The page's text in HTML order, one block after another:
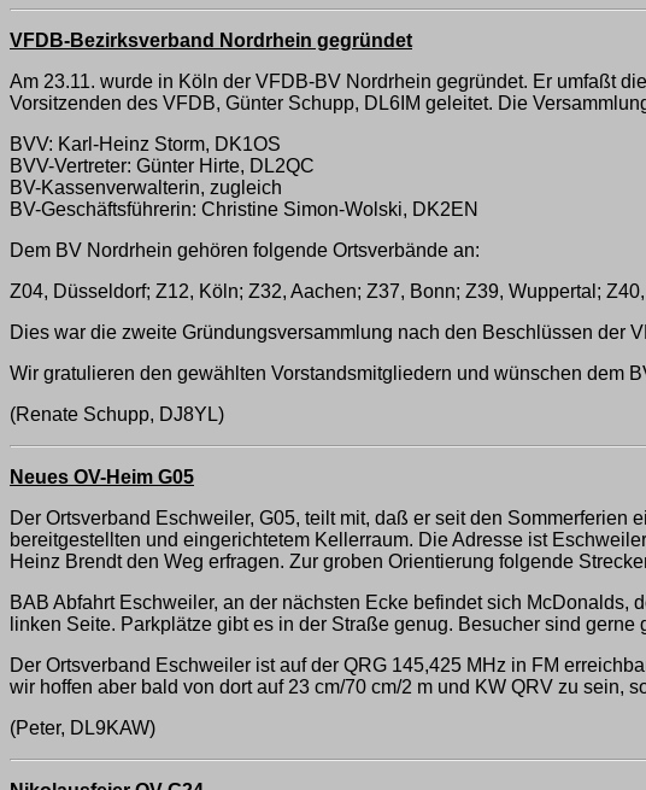
VFDB-Bezirksverband Nordrhein gegründet
Am 23.11. wurde in Köln der VFDB-BV Nordrhein gegründet. Er umfaßt
Vorsitzenden des VFDB, Günter Schupp, DL6IM geleitet. Die
BVV: Karl-Heinz Storm, DK1OS
BVV-Vertreter: Günter Hirte, DL2QC
BV-Kassenverwalterin, zugleich
BV-Geschäftsführerin: Christine Simon-Wolski, DK2EN
Dem BV Nordrhein gehören folgende Ortsverbände an:
Z04, Düsseldorf; Z12, Köln; Z32, Aachen; Z37, Bonn; Z39, Wuppertal;
Dies war die zweite Gründungsversammlung nach den Beschlüssen der
Wir gratulieren den gewählten Vorstandsmitgliedern und wünschen dem
(Renate Schupp, DJ8YL)
Neues OV-Heim G05
Der Ortsverband Eschweiler, G05, teilt mit, daß er seit den
bereitgestellten und eingerichtetem Kellerraum. Die Adresse ist
Heinz Brendt den Weg erfragen. Zur groben Orientierung folgende
BAB Abfahrt Eschweiler, an der nächsten Ecke befindet sich
linken Seite. Parkplätze gibt es in der Straße genug. Besucher sind gerne
Der Ortsverband Eschweiler ist auf der QRG 145,425 MHz in FM
wir hoffen aber bald von dort auf 23 cm/70 cm/2 m und KW QRV zu sein,
(Peter, DL9KAW)